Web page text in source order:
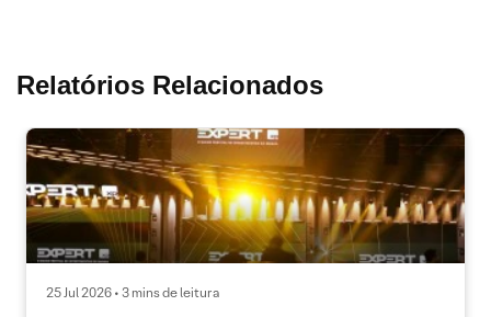
Relatórios Relacionados
25 Jul 2026 • 3 mins de leitura